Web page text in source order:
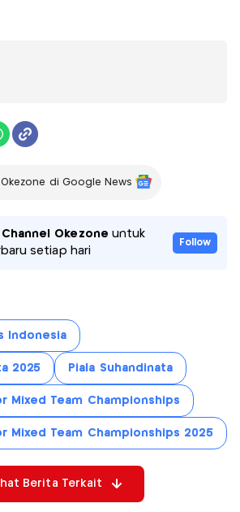
Okezone di Google News
Okezone untuk
setiap hari
Follow
Indonesia
2025 Piala Suhandinata
Mixed Team Championships
Mixed Team Championships 2025
Berita Terkait